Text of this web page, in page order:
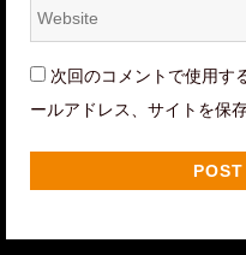
Website
*
次回のコメントで使用す
ールアドレス、サイトを保存